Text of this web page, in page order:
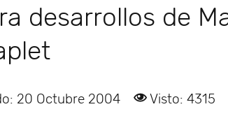
desarrollos de
20 Octubre 2004 Visto: 4315